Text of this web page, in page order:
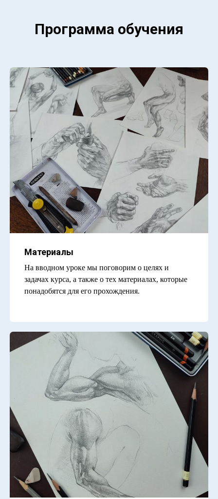
Программа обучения
Материалы
На вводном уроке мы поговорим о целях и
задачах курса, а также о тех материалах, которые
понадобятся для его прохождения.